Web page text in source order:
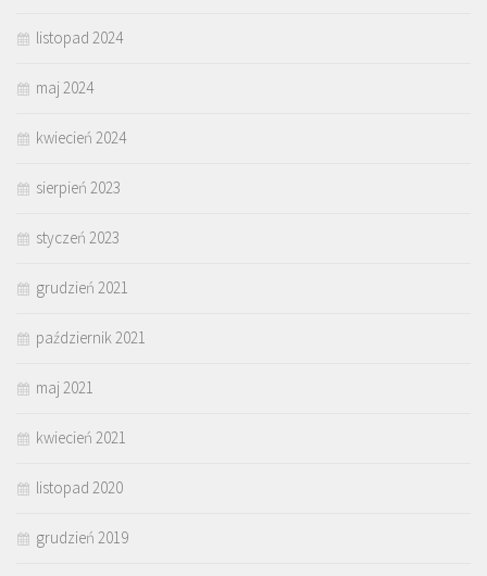
listopad 2024
maj 2024
kwiecień 2024
sierpień 2023
styczeń 2023
grudzień 2021
październik 2021
maj 2021
kwiecień 2021
listopad 2020
grudzień 2019